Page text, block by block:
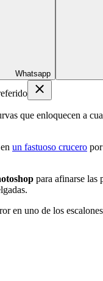
Whatsapp
que enloquecen a
un fastuoso crucero
para afinarse las
en uno de los